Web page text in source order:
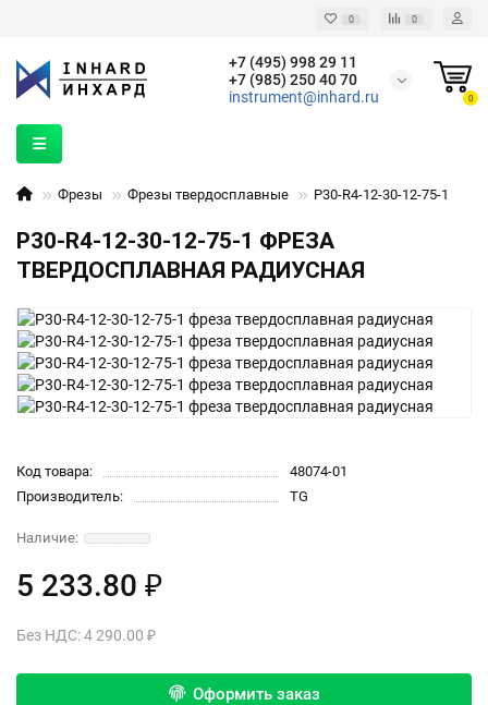
0 0
+7 (495) 998 29 11
+7 (985) 250 40 70
instrument@inhard.ru
0
Фрезы Фрезы твердосплавные P30-R4-12-30-12-75-1
P30-R4-12-30-12-75-1 ФРЕЗА
ТВЕРДОСПЛАВНАЯ РАДИУСНАЯ
Код товара:
48074-01
Производитель:
TG
5 233.80 ₽
Без НДС: 4 290.00 ₽
Оформить заказ